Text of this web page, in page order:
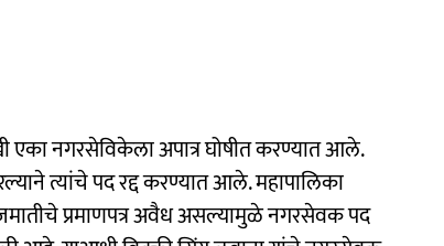
नगरसेविकेला अपात्र घोषीत करण्यात आले.
त्यांचे पद रद्द करण्यात आले. महापालिका
प्रमाणपत्र अवैध असल्यामुळे नगरसेवक पद